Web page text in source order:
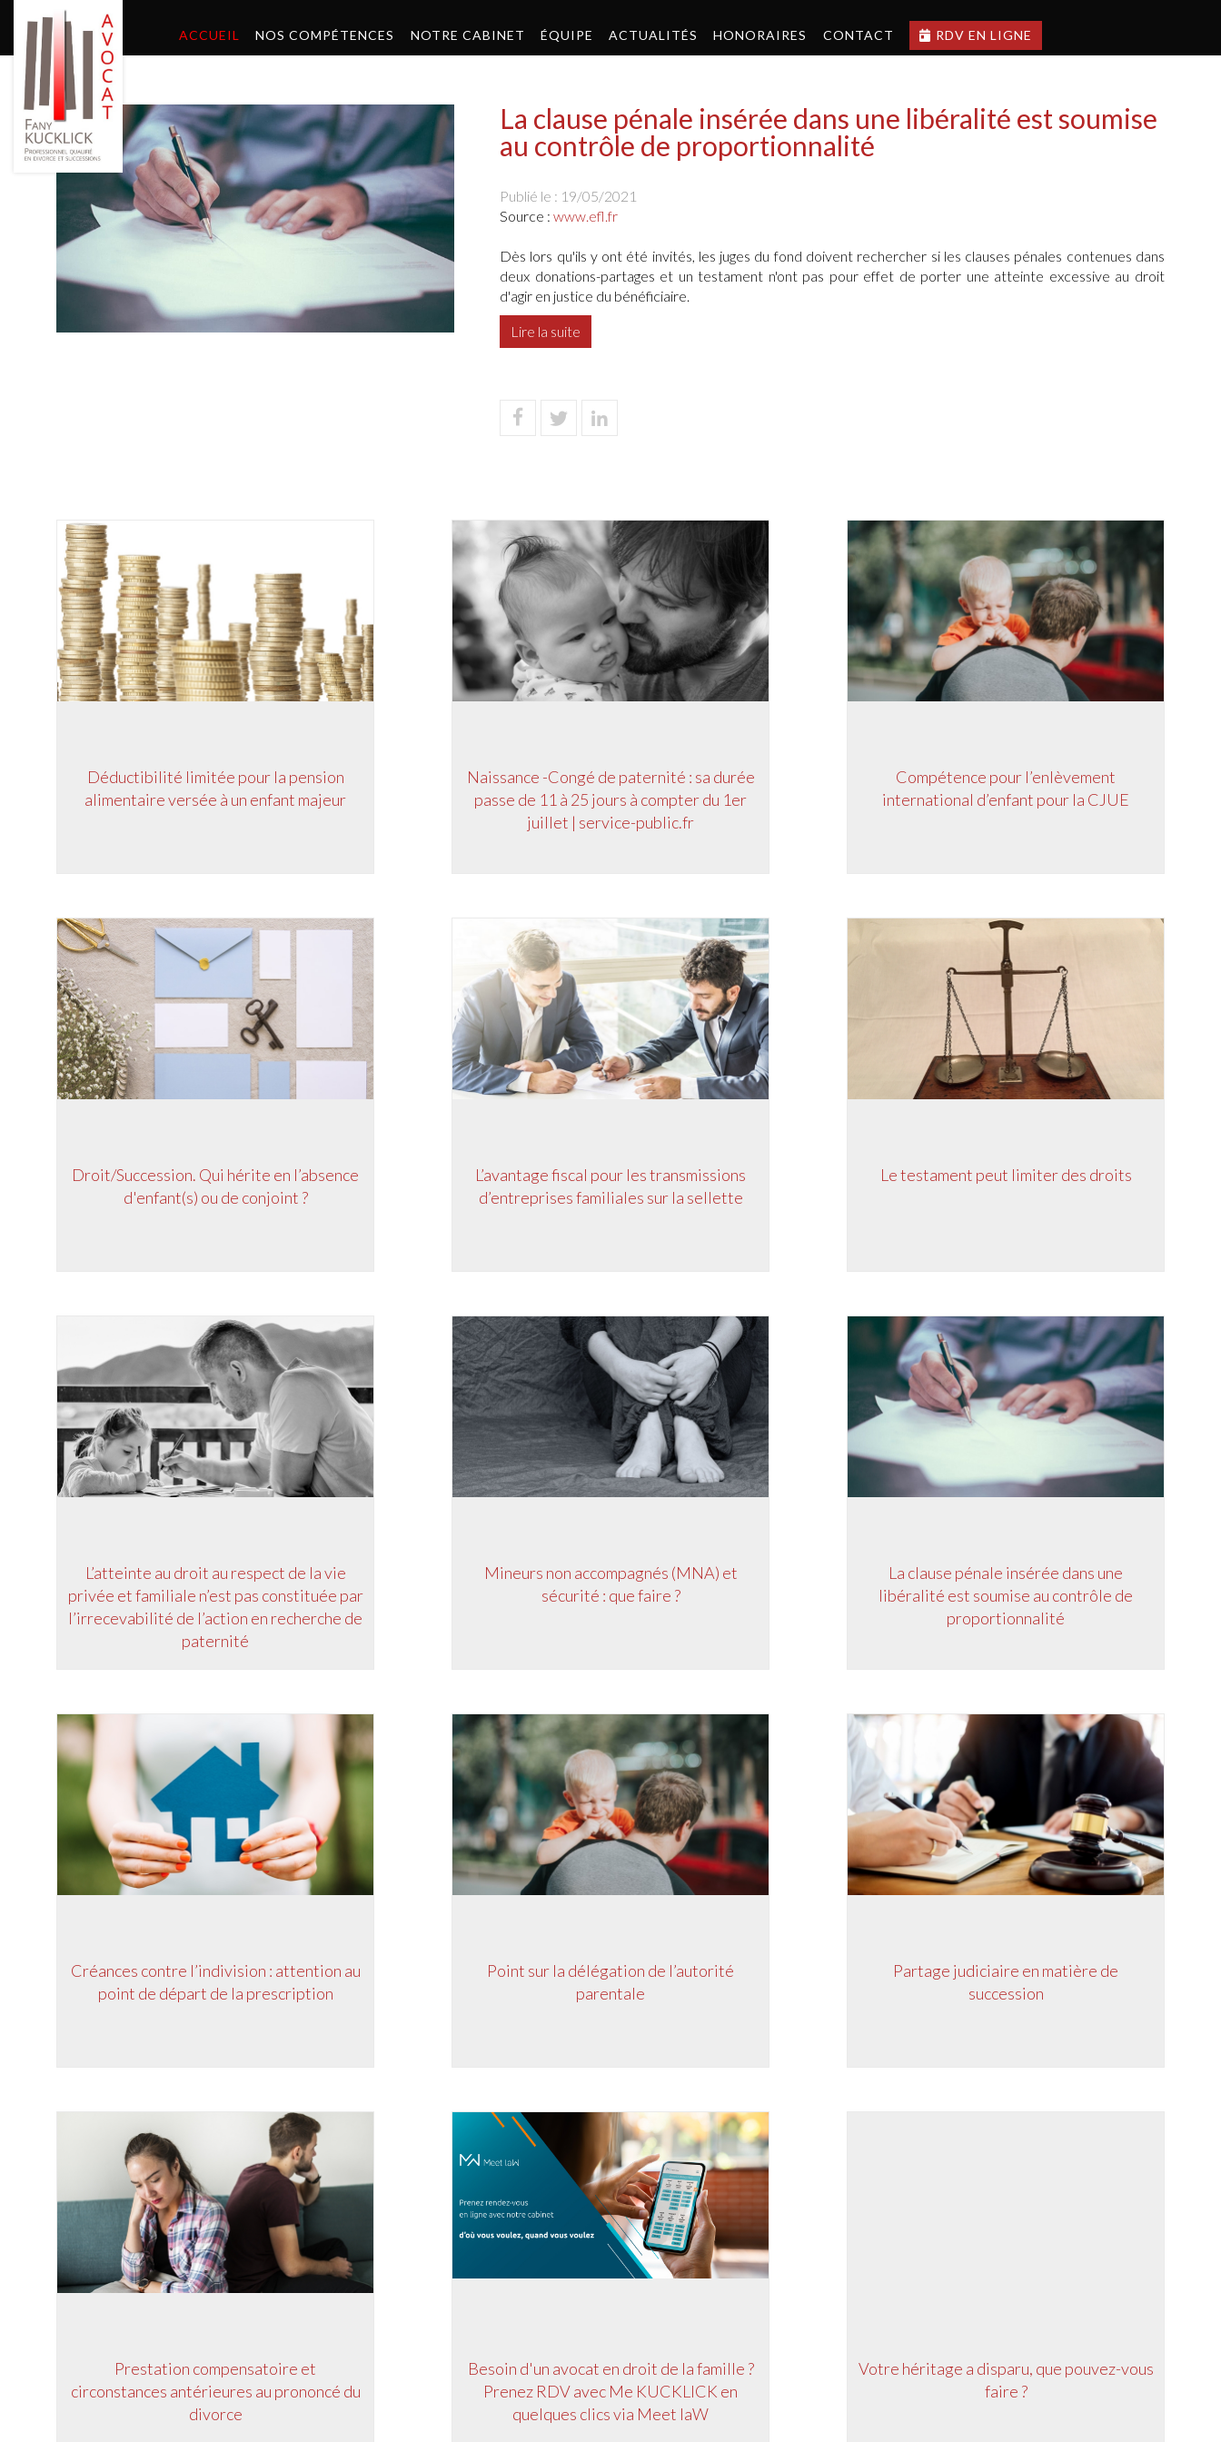
ACCUEIL NOS COMPÉTENCES NOTRE CABINET ÉQUIPE ACTUALITÉS HONORAIRES CONTACT RDV EN LIGNE
La clause pénale insérée dans une libéralité est soumise
au contrôle de proportionnalité
Publié le : 19/05/2021
Source : www.efl.fr
Dès lors qu'ils y ont été invités, les juges du fond doivent rechercher si les clauses pénales contenues dans
deux donations-partages et un testament n'ont pas pour effet de porter une atteinte excessive au droit
d'agir en justice du bénéficiaire.
Lire la suite
Déductibilité limitée pour la pension
alimentaire versée à un enfant majeur
Naissance -Congé de paternité : sa durée
passe de 11 à 25 jours à compter du 1er
juillet | service-public.fr
Compétence pour l’enlèvement
international d’enfant pour la CJUE
Droit/Succession. Qui hérite en l’absence
d'enfant(s) ou de conjoint ?
L’avantage fiscal pour les transmissions
d’entreprises familiales sur la sellette
Le testament peut limiter des droits
L’atteinte au droit au respect de la vie
privée et familiale n’est pas constituée par
l’irrecevabilité de l’action en recherche de
paternité
Mineurs non accompagnés (MNA) et
sécurité : que faire ?
La clause pénale insérée dans une
libéralité est soumise au contrôle de
proportionnalité
Créances contre l’indivision : attention au
point de départ de la prescription
Point sur la délégation de l’autorité
parentale
Partage judiciaire en matière de
succession
Prestation compensatoire et
circonstances antérieures au prononcé du
divorce
Besoin d'un avocat en droit de la famille ?
Prenez RDV avec Me KUCKLICK en
quelques clics via Meet laW
Votre héritage a disparu, que pouvez-vous
faire ?